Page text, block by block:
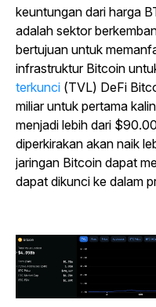
keuntungan dari harga
adalah sektor
bertujuan untuk
infrastruktur Bitcoin
terkunci (TVL) DeFi
miliar untuk pertama
menjadi lebih dari
diperkirakan akan naik
jaringan Bitcoin dapat
dapat dikunci ke dalam